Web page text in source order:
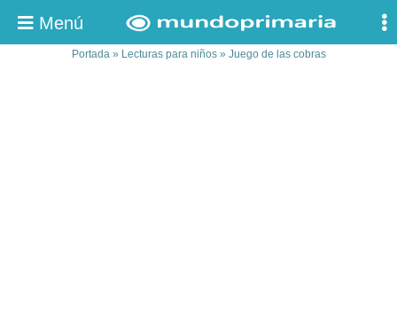
Menú
Portada» Lecturas para niños» Juego de las cobras